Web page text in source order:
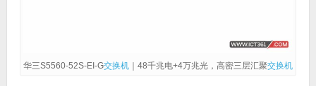
华三S5560-52S-EI-G交换机｜48千兆电+4万兆光，高密三层汇聚交换机